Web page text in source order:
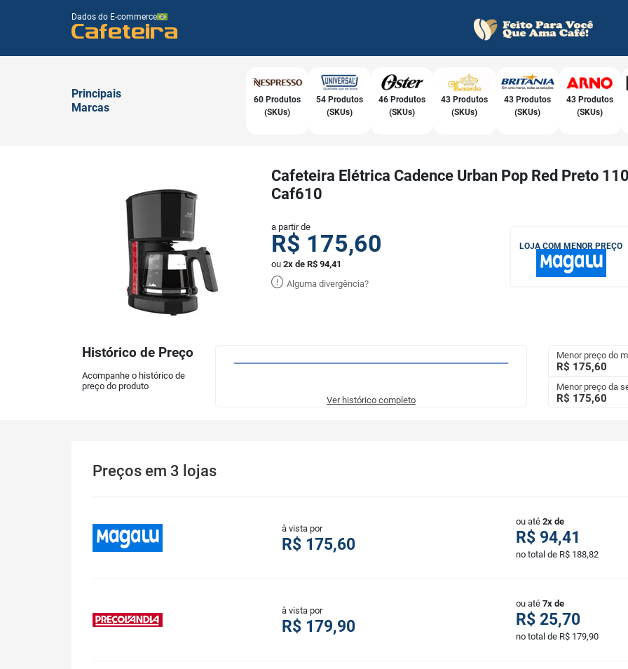
Dados do E-commerce
Cafeteira
Principais
Marcas
60 Produtos
(SKUs)
54 Produtos
(SKUs)
46 Produtos
(SKUs)
43 Produtos
(SKUs)
43 Produtos
(SKUs)
43 Produtos
(SKUs)
Cafeteira Elétrica Cadence Urban Pop Red Preto
Caf610
a partir de
R$ 175,60
ou 2x de R$ 94,41
Alguma divergência?
LOJA COM MENOR PREÇO
Histórico de Preço
Acompanhe o histórico de
preço do produto
Ver histórico completo
Menor preço do
R$ 175,60
Menor preço da
R$ 175,60
Preços em 3 lojas
à vista por
R$ 175,60
ou até 2x de
R$ 94,41
no total de R$ 188,82
à vista por
R$ 179,90
ou até 7x de
R$ 25,70
no total de R$ 179,90